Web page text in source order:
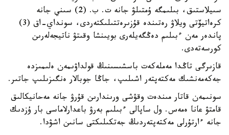
سىيلاستىق، بىلىمگە ۇمتىلۋ جانە ت. ب. (2) سىني جانە
كرەاتيۆتى ويلاۋ رەتىندە قۇزىرەتتىلىكتەردى، سونداي-اق (3)
پاندەر مەن ءبىلىم دەڭگەيلەرى بويىنشا وقىتۋ ناتيجەلەرىن
كورسەتەدى.
قازىرگى تاڭدا مەملەكەت باسشىسىنىڭ قولداۋىمەن ەلىمىزدە
جەكەمەنشىك مەكتەپتەر اشىلىپ، جاڭا جوبالار ەنگىزىلىپ جاتىر.
سونىمەن قاتار مىندەت وقۋشى ورىندارىن قۇرۋ جانە مەحانيكالىق
قامتۋ عانا ەمەس. ول ساپالى ءبىلىم بەرۋ باعدارلاماسى بار ۇزدىك
جانە ءارتۇرلى مەكتەپتەردىڭ جەتكىلىكتى سانىن اشۋدا.